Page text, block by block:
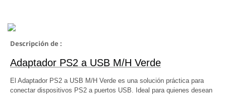
Descripción de :
Adaptador PS2 a USB M/H Verde
El Adaptador PS2 a USB M/H Verde es una solución práctica para
conectar dispositivos PS2 a puertos USB. Ideal para quienes desean